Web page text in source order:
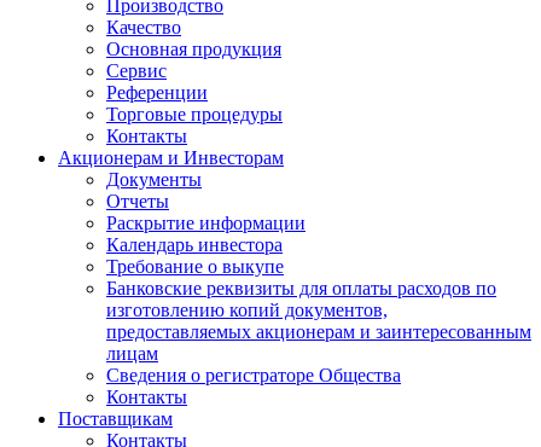
Производство
Качество
Основная продукция
Сервис
Референции
Торговые процедуры
Контакты
Акционерам и Инвесторам
Документы
Отчеты
Раскрытие информации
Календарь инвестора
Требование о выкупе
Банковские реквизиты для оплаты расходов по
изготовлению копий документов,
предоставляемых акционерам и заинтересованным
лицам
Сведения о регистраторе Общества
Контакты
Поставщикам
Контакты